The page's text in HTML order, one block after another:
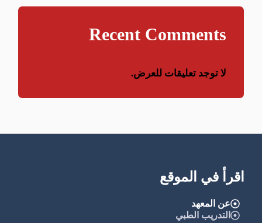
Recent Comments
لا توجد تعليقات للعرض.
اقرأ في الموقع
عن المعهد
التدريب الطبي